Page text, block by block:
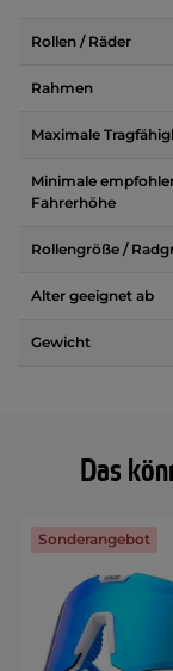
Das
Sonderangebot
Rollen / Räder
Rahmen
Maximale
Minimale
Fahrerhöhe
Rollengröße /
Alter geeignet ab
Gewicht